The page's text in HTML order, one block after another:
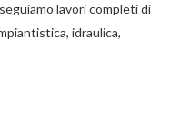
lavori completi di
idraulica,